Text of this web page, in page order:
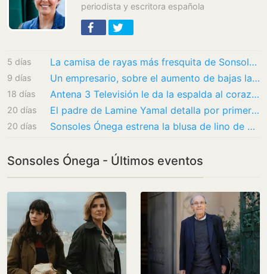
periodista y escritora española
5 días La camisa de rayas más fresquita de Sonsoles Ónega está súper rebajada a 8 euros en Zara
9 días Un empresario, sobre el aumento de bajas laborales por salud mental en los jóvenes:…
18 días Antena 3 Televisión le da la espalda al corazón
20 días El padre de Lamine Yamal detalla por primera vez las consecuencias de su enfermedad: «Me…
20 días Sonsoles Ónega estrena la blusa de lino de Zara más elegante de las rebajas: el diseño…
Sonsoles Ónega - Últimos eventos